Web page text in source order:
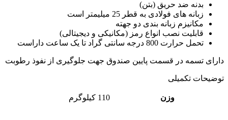
بدنه ضد حریق (بتن)
زبانه های فولادی به قطر 25 میلیمتر است
مکانیزم زبانه بندی دو جهته
قابلیت نصب انواع رمز (مکانیکی و دیجیتالی)
تحمل حرارت 800 درجه سانتی گراد تا یک ساعت داراست
دارای تسمه در قسمت پایین صندوق جهت جلوگیری از نفوذ رطوبت
توضیحات تکمیلی
وزن 110 کیلوگرم